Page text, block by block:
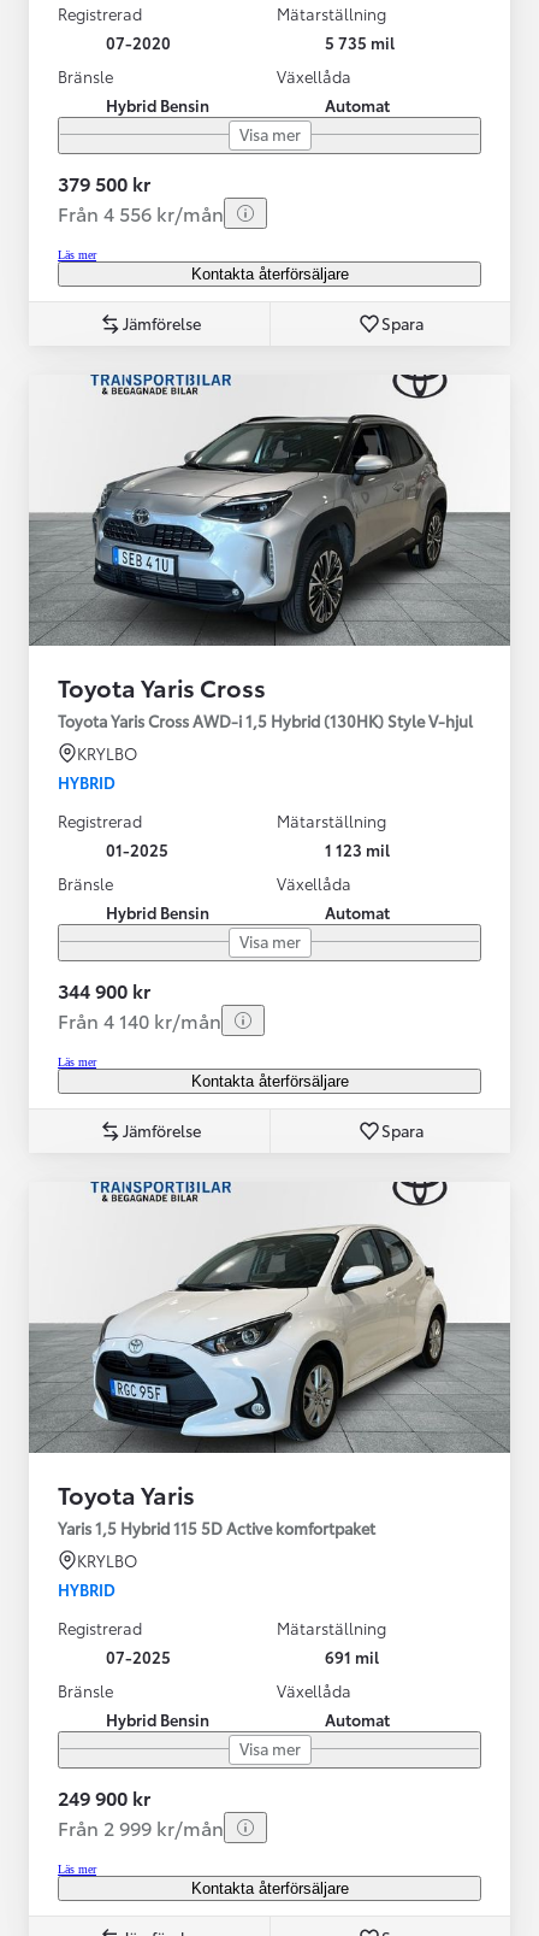
Registrerad
07-2020
Mätarställning
5 735 mil
Bränsle
Hybrid Bensin
Växellåda
Automat
Visa mer
379 500 kr
Från 4 556 kr/mån
Läs mer
Kontakta återförsäljare
Jämförelse Spara
Toyota Yaris Cross
Toyota Yaris Cross AWD-i 1,5 Hybrid (130HK) Style V-hjul
KRYLBO
HYBRID
Registrerad
01-2025
Mätarställning
1 123 mil
Bränsle
Hybrid Bensin
Växellåda
Automat
Visa mer
344 900 kr
Från 4 140 kr/mån
Läs mer
Kontakta återförsäljare
Jämförelse Spara
Toyota Yaris
Yaris 1,5 Hybrid 115 5D Active komfortpaket
KRYLBO
HYBRID
Registrerad
07-2025
Mätarställning
691 mil
Bränsle
Hybrid Bensin
Växellåda
Automat
Visa mer
249 900 kr
Från 2 999 kr/mån
Läs mer
Kontakta återförsäljare